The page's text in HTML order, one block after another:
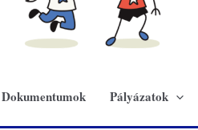
Dokumentumok Pályázatok